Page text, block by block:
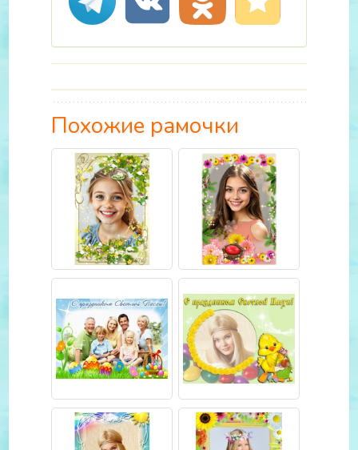
Похожие рамочки